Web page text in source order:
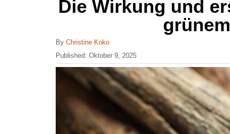
Die Wirkung und
By A
u
t
Christine Koko
P
o
Published: Oktober 9, 2025